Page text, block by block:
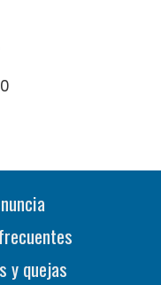
y quejas